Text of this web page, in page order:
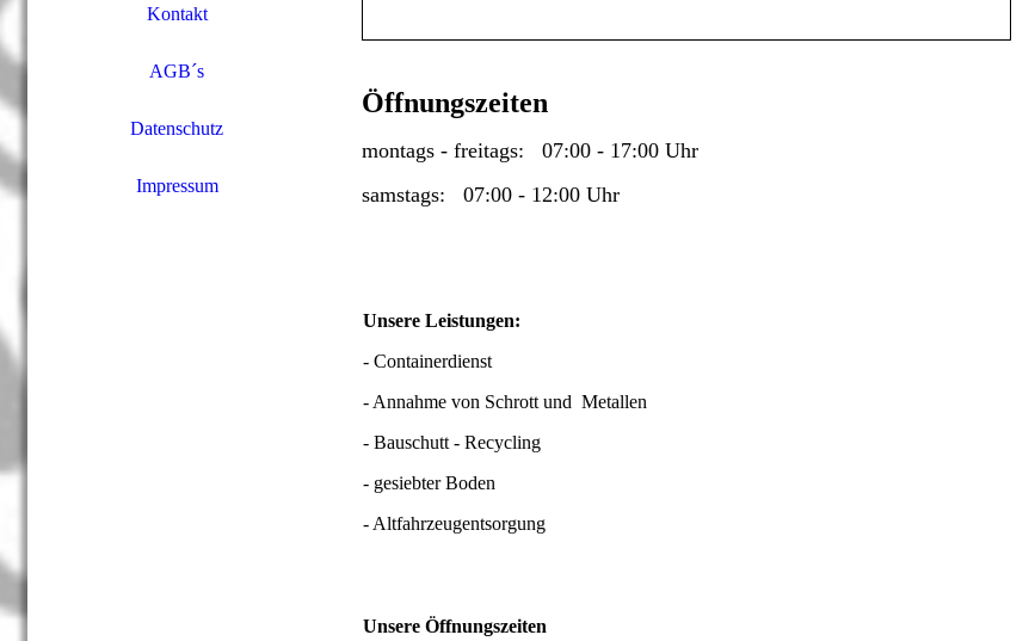
Kontakt
AGB´s
Datenschutz
Impressum
Öffnungszeiten
montags - freitags: 07:00 - 17:00 Uhr
samstags: 07:00 - 12:00 Uhr
Unsere Leistungen:
- Containerdienst
- Annahme von Schrott und Metallen
- Bauschutt - Recycling
- gesiebter Boden
- Altfahrzeugentsorgung
Unsere Öffnungszeiten